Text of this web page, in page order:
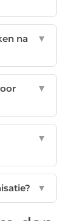
na
▼
▼
▼
▼